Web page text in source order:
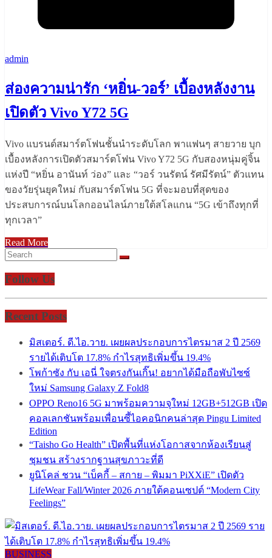
admin
ส่องความน่ารัก ‘หยิ่น-วอร์’ เบื้องหลังงาน
เปิดตัว Vivo Y72 5G
Vivo แบรนด์สมาร์ตโฟนชั้นนำระดับโลก พาแฟนๆ สายวาย บุก
เบื้องหลังการเปิดตัวสมาร์ตโฟน Vivo Y72 5G กับสองหนุ่มคู่จิ้น
แห่งปี “หยิ่น อานันท์ ว่อง” และ “วอร์ วนรัตน์ รัศมีรัตน์” ตัวแทน
ของวัยรุ่นยุคใหม่ กับสมาร์ตโฟน 5G ที่จะมอบที่สุดของ
ประสบการณ์บนโลกออนไลน์ภายใต้สโลแกน “5G เข้าถึงทุกที่
ทุกเวลา”
Read More
Follow Us
Recent Posts
มิสเตอร์. ดี.ไอ.วาย. เผยผลประกอบการไตรมาส 2 ปี 2569
รายได้เติบโต 17.8% กำไรสุทธิเพิ่มขึ้น 19.4%
โพก้าซัง กับ เอนี่ ใจตรงกันเกิ๊น! อยากได้มือถือพับไซซ์
ใหม่ Samsung Galaxy Z Fold8
OPPO Reno16 5G มาพร้อมความจุใหม่ 12GB+512GB เปิด
คอลเลกชันพร้อมเพื่อนซี้ไอคอนิกคนล่าสุด Pingu Limited
Edition
“Taisho Go Health” เปิดพื้นที่แห่งโอกาสจากห้องเรียนสู่
ชุมชน สร้างรากฐานสุขภาวะที่ดี
ยูนิโคล่ ชวน “เบ็คกี้ – สกาย – พิมมา PiXXiE” เปิดตัว
LifeWear Fall/Winter 2026 ภายใต้คอนเซปต์ “Modern City
Feelings”
BUSINESS